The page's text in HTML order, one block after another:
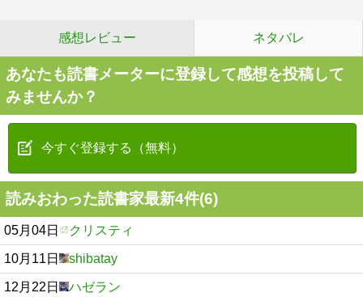
感想レビュー ネタバレ
あなたも読書メーターに登録して感想を投稿して
みませんか？
今すぐ登録する（無料）
読みおわった読書家最新4件(6)
05月04日 クリスティ
10月11日 shibatay
12月22日 ハゼラン